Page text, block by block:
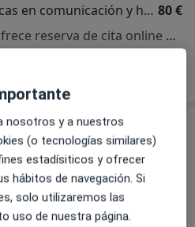
Estrategias terapéuticas en comunicación y habilidades sociales 80 €
Este especialista no ofrece reserva de cita online en esta dirección.
nosotros y a nuestros
(o tecnologías similares)
estadísiticos y ofrecer
hábitos de navegación. Si
solo utilizaremos las
uso de nuestra página.